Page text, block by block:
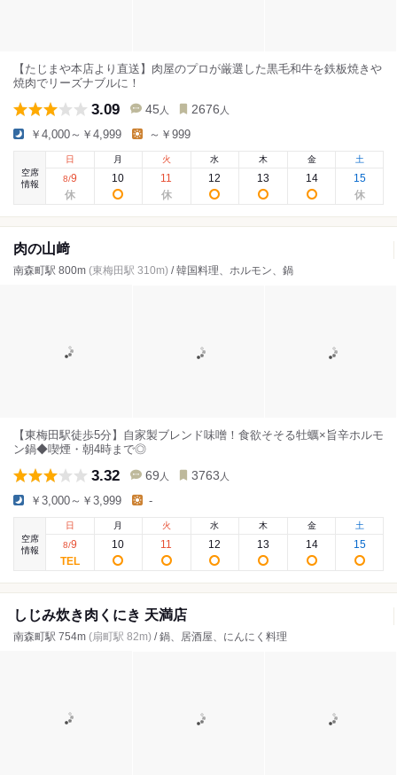
【たじまや本店より直送】肉屋のプロが厳選した黒毛和牛を鉄板焼きや
焼肉でリーズナブルに！
3.09 45 人 2676 人
￥4,000～￥4,999 ～￥999
空席
情報
日
8/9
月
10
火
11
水
12
木
13
金
14
土
15
肉の山﨑
南森町駅 800m (東梅田駅 310m) / 韓国料理、ホルモン、鍋
【東梅田駅徒歩5分】自家製ブレンド味噌！食欲そそる牡蠣×旨辛ホルモ
ン鍋◆喫煙・朝4時まで◎
3.32 69 人 3763 人
￥3,000～￥3,999 -
空席
情報
日
8/9
月
10
火
11
水
12
木
13
金
14
土
15
しじみ炊き肉くにき 天満店
南森町駅 754m (扇町駅 82m) / 鍋、居酒屋、にんにく料理